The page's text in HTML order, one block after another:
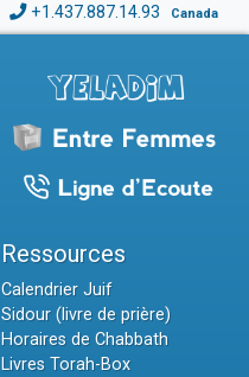
+1.437.887.14.93 Canada
Ressources
Calendrier Juif
Sidour (livre de prière)
Horaires de Chabbath
Livres Torah-Box